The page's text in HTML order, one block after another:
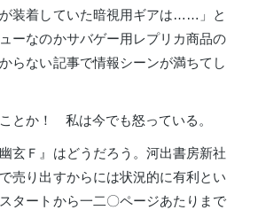
装着していた暗視用ギアは……」と
ーなのかサバゲー用レプリカ商品の
らない記事で情報シーンが満ちてし
とか！ 私は今でも怒っている。
玄Ｆ』はどうだろう。河出書房新社
売り出すからには状況的に有利とい
タートから一二〇ページあたりまで